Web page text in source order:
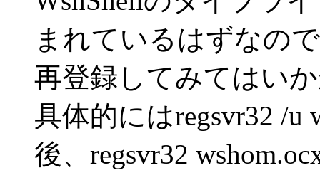
まれているはずなの
再登録してみてはい
具体的にはregsvr32 /u
後、regsvr32